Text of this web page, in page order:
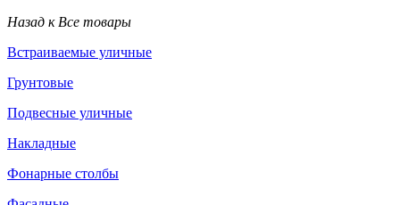
Назад к Все товары
Встраиваемые уличные
Грунтовые
Подвесные уличные
Накладные
Фонарные столбы